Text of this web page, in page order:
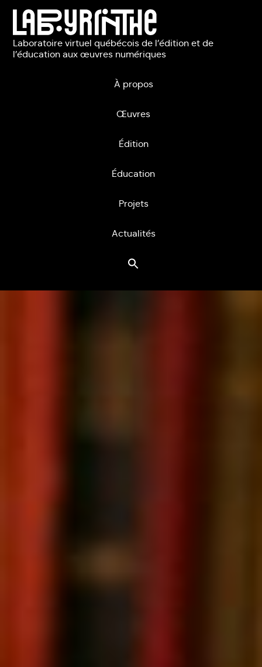
Laboratoire virtuel québécois de l’édition et de
l’éducation aux œuvres numériques
À propos
Œuvres
Édition
Éducation
Projets
Actualités